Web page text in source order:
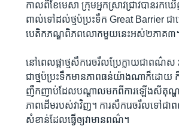
កាល​ពី​ខែ​មេសា ក្រុម​អ្នក​ស្រាវជ្រាវ​បាន​
ពាល់​ទៅ​ដល់​ថ្ម​ប៉ប្រះ​ទឹក Great Barrier ជាច្
បេតិកភណ្ឌ​ពិភព​លោកមួយ​នេះ​អស់​២ភាគ​៣
នៅ​ពេល​ផ្កាថ្ម​សឹក​រេចរឹល​ប្រែ​ក្លាយ​ជា​ពណ៌​ស
ជា​ថ្ម​ប៉ប្រះទឹក​មាន​ភាព​ធន់​យ៉ាង​ណា​ក៏​ដោយ ក៏​
ញឹក​ញាប់​ដែល​បណ្ដាល​មក​ពី​ការ​ឡើង​សីតុណ្ហភាព​
ភាព​ដើម​របស់​វា​វិញ។ ការ​សឹក​រេចរឹល​ទៅ​ជា​
សំខាន់​ដែល​ធ្វើ​ឲ្យ​វា​មាន​ពណ៌។